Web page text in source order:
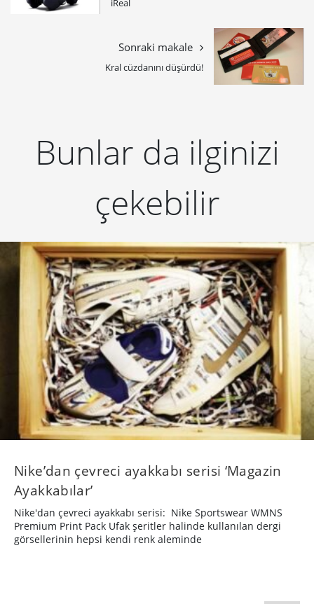
iReal
Sonraki makale
Kral cüzdanını düşürdü!
Bunlar da ilginizi
çekebilir
Nike’dan çevreci ayakkabı serisi ‘Magazin
Ayakkabılar’
Nike'dan çevreci ayakkabı serisi: Nike Sportswear WMNS
Premium Print Pack Ufak şeritler halinde kullanılan dergi
görsellerinin hepsi kendi renk aleminde